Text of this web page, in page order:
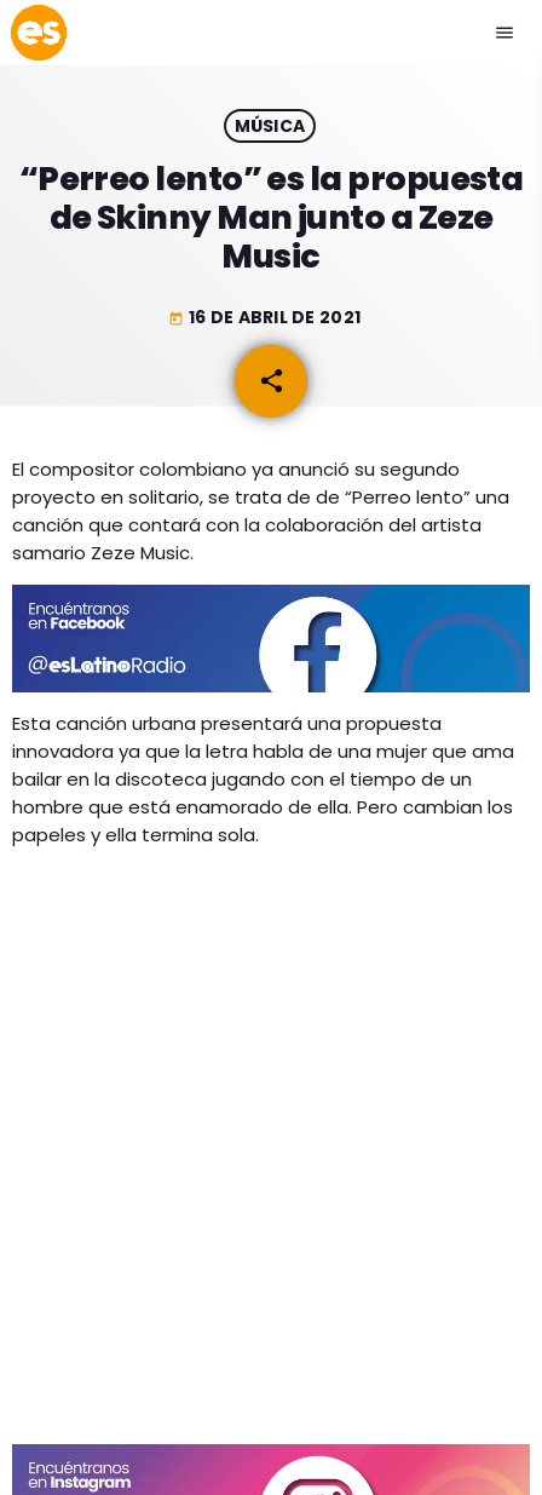
menu
play_arrow EMISIÓN LA PAZ
play_arrow EMISIÓN COCHABAMBA
ACTUALIDAD
ESPECTÁCULOS
GEEKERS
MÚSICA
ENTRETENIMIENTO
PROGRAMACIÓN
INICIO
RADIO SPLENDID
CONTACTO
MÚSICA
“Perreo lento” es la propuesta
de Skinny Man junto a Zeze
Music
today 16 DE ABRIL DE 2021
share
email
El compositor colombiano ya anunció su segundo
proyecto en solitario, se trata de de “Perreo lento” una
canción que contará con la colaboración del artista
samario Zeze Music.
Esta canción urbana presentará una propuesta
innovadora ya que la letra habla de una mujer que ama
bailar en la discoteca jugando con el tiempo de un
hombre que está enamorado de ella. Pero cambian los
papeles y ella termina sola.